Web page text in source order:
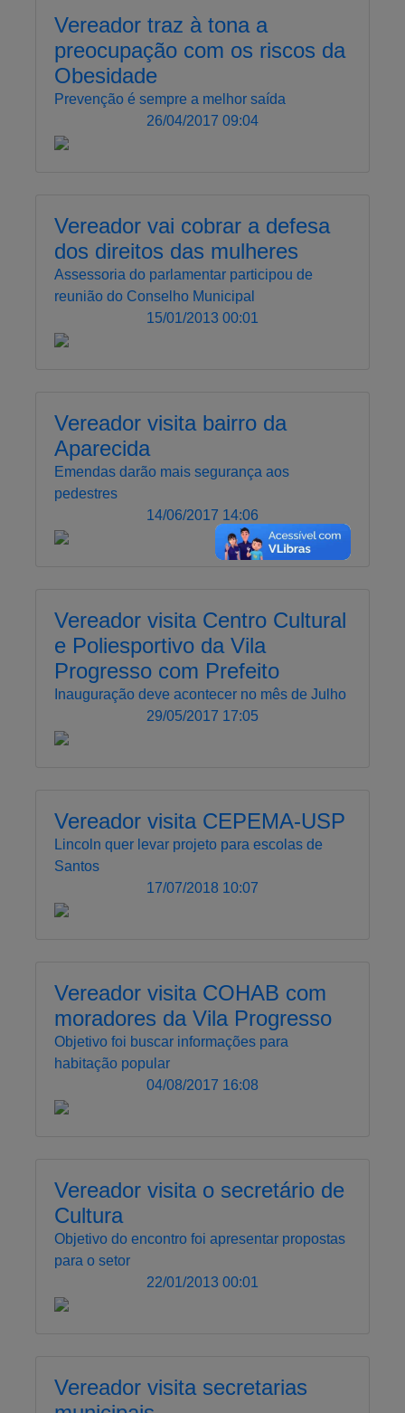
Vereador traz à tona a
preocupação com os riscos da
Obesidade
Prevenção é sempre a melhor saída
26/04/2017 09:04
Vereador vai cobrar a defesa
dos direitos das mulheres
Assessoria do parlamentar participou de
reunião do Conselho Municipal
15/01/2013 00:01
Vereador visita bairro da
Aparecida
Emendas darão mais segurança aos
pedestres
14/06/2017 14:06
Vereador visita Centro Cultural
e Poliesportivo da Vila
Progresso com Prefeito
Inauguração deve acontecer no mês de Julho
29/05/2017 17:05
Vereador visita CEPEMA-USP
Lincoln quer levar projeto para escolas de
Santos
17/07/2018 10:07
Vereador visita COHAB com
moradores da Vila Progresso
Objetivo foi buscar informações para
habitação popular
04/08/2017 16:08
Vereador visita o secretário de
Cultura
Objetivo do encontro foi apresentar propostas
para o setor
22/01/2013 00:01
Vereador visita secretarias